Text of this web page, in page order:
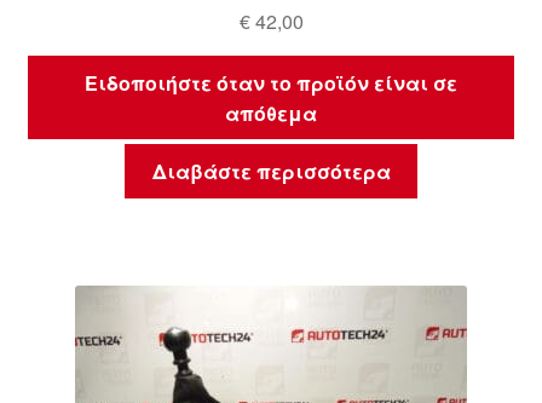
€42,00
Ειδοποιήστε όταν το προϊόν είναι σε
απόθεμα
Διαβάστε περισσότερα